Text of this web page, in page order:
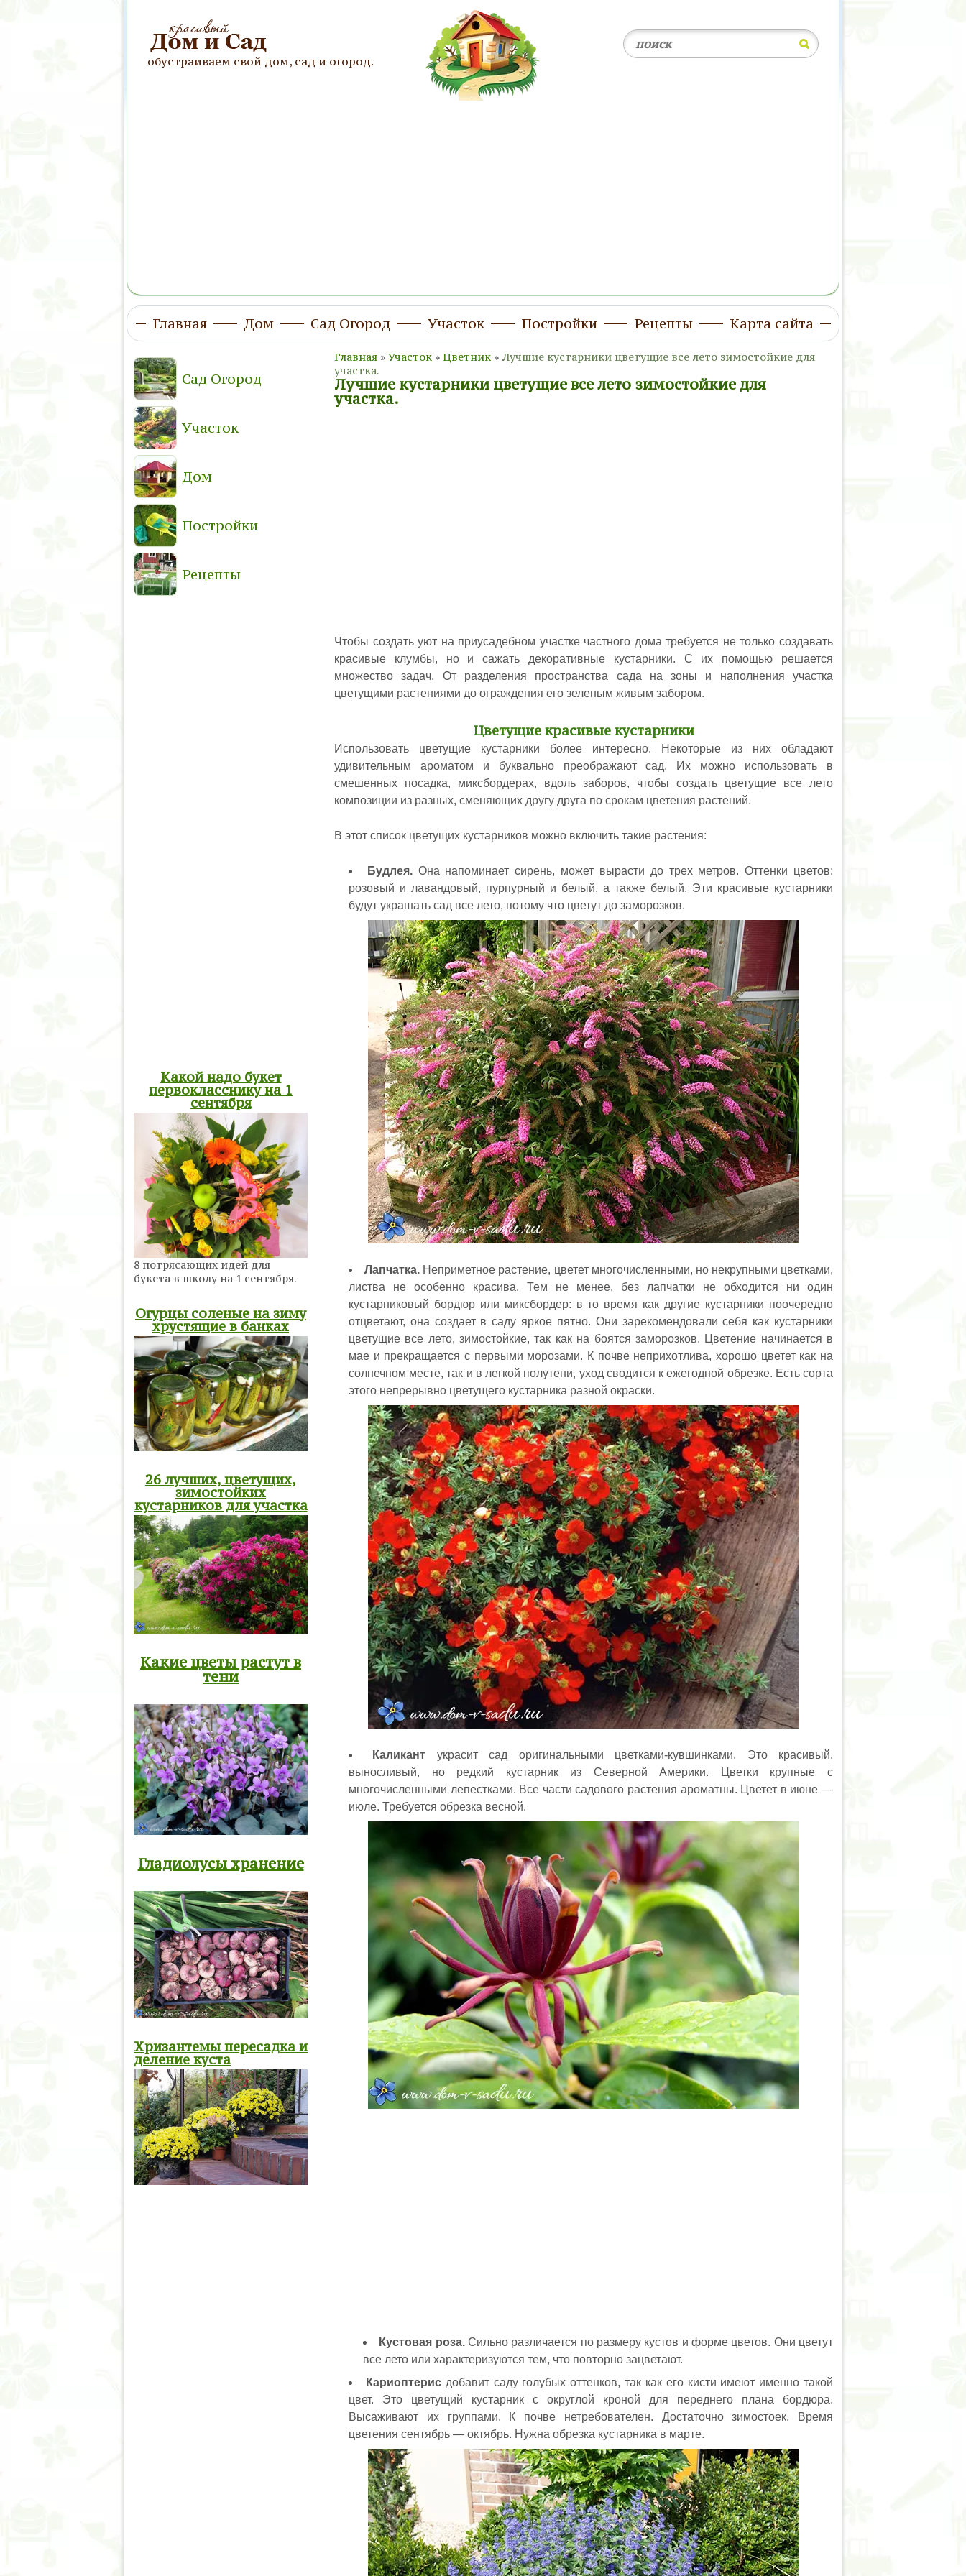
обустраиваем свой дом, сад и огород.
Главная Дом Сад Огород Участок Постройки Рецепты Карта сайта
Главная »Участок » Цветник » Лучшие кустарники цветущие все лето зимостойкие для
участка.
Лучшие кустарники цветущие все лето зимостойкие для
участка.
Чтобы создать уют на приусадебном участке частного дома требуется не только создавать
красивые клумбы, но и сажать декоративные кустарники. С их помощью решается
множество задач. От разделения пространства сада на зоны и наполнения участка
цветущими растениями до ограждения его зеленым живым забором.
Цветущие красивые кустарники
Использовать цветущие кустарники более интересно. Некоторые из них обладают
удивительным ароматом и буквально преображают сад. Их можно использовать в
смешенных посадка, миксбордерах, вдоль заборов, чтобы создать цветущие все лето
композиции из разных, сменяющих другу друга по срокам цветения растений.
В этот список цветущих кустарников можно включить такие растения:
Будлея.Она напоминает сирень, может вырасти до трех метров. Оттенки цветов:
розовый и лавандовый, пурпурный и белый, а также белый. Эти красивые кустарники
будут украшать сад все лето, потому что цветут до заморозков.
Лапчатка. Неприметное растение, цветет многочисленными, но некрупными цветками,
листва не особенно красива. Тем не менее, без лапчатки не обходится ни один
кустарниковый бордюр или миксбордер: в то время как другие кустарники поочередно
отцветают, она создает в саду яркое пятно. Они зарекомендовали себя как кустарники
цветущие все лето, зимостойкие, так как на боятся заморозков. Цветение начинается в
мае и прекращается с первыми морозами. К почве неприхотлива, хорошо цветет как на
солнечном месте, так и в легкой полутени, уход сводится к ежегодной обрезке. Есть сорта
этого непрерывно цветущего кустарника разной окраски.
Каликант украсит сад оригинальными цветками-кувшинками. Это красивый,
выносливый, но редкий кустарник из Северной Америки. Цветки крупные с
многочисленными лепестками. Все части садового растения ароматны. Цветет в июне —
июле. Требуется обрезка весной.
Кустовая роза.Сильно различается по размеру кустов и форме цветов. Они цветут
все лето или характеризуются тем, что повторно зацветают.
Кариоптерисдобавит саду голубых оттенков, так как его кисти имеют именно такой
цвет. Это цветущий кустарник с округлой кроной для переднего плана бордюра.
Высаживают их группами. К почве нетребователен. Достаточно зимостоек. Время
цветения сентябрь — октябрь. Нужна обрезка кустарника в марте.
Сад Огород
Участок
Дом
Постройки
Рецепты
Какой надо букет
первокласснику на 1
сентября
8 потрясающих идей для
букета в школу на 1 сентября.
Огурцы соленые на зиму
хрустящие в банках
26 лучших, цветущих,
зимостойких
кустарников для участка
Какие цветы растут в
тени
Гладиолусы хранение
Хризантемы пересадка и
деление куста